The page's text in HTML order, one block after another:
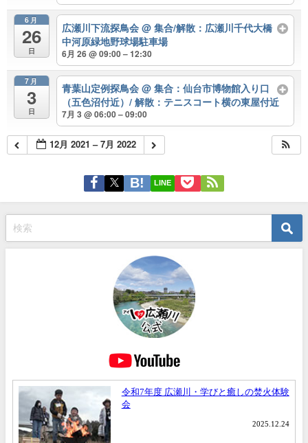
6月
26
日
広瀬川下流探鳥会@ 集合/解散：広瀬川千代大橋
中河原緑地野球場駐車場
6月 26 @ 09:00 – 12:30
7月
3
日
青葉山定例探鳥会@ 集合：仙台市博物館入り口
（五色沼付近）/ 解散：テニスコート横の東屋付近
7月 3 @ 06:00 – 09:00
12月 2021 – 7月 2022
LINE